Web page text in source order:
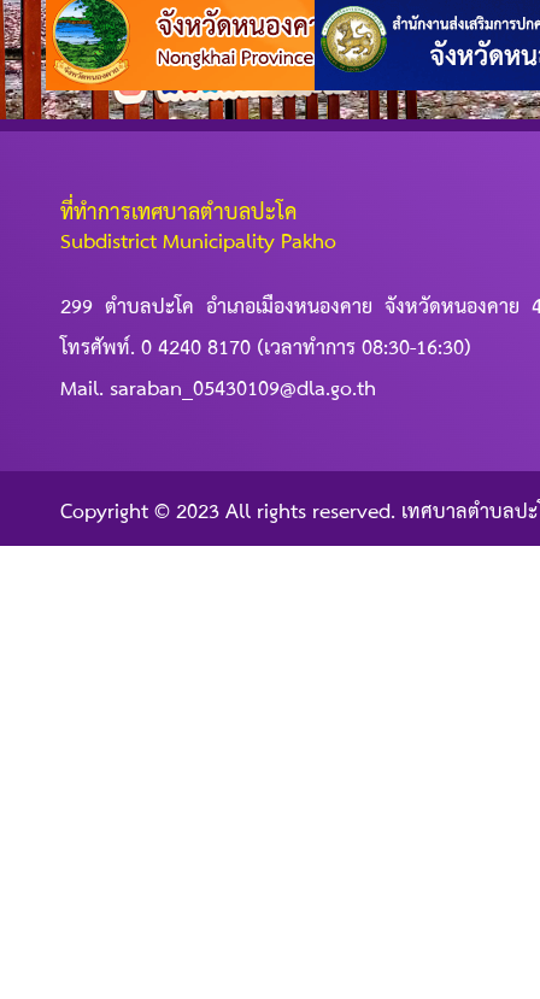
ที่ทำการเทศบาลตำบลปะโค
Subdistrict Municipality Pakho
299 ตำบลปะโค อำเภอเมืองหนองคาย จังหวัดหนองคาย
โทรศัพท์. 0 4240 8170 (เวลาทำการ 08:30-16:30)
Mail. saraban_05430109@dla.go.th
Copyright © 2023 All rights reserved. เทศบาลตำบลป